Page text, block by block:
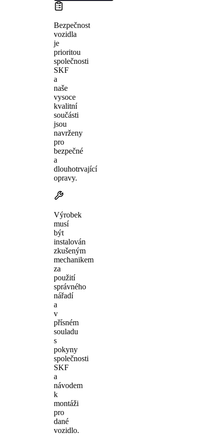
Bezpečnost
vozidla
je
prioritou
společnosti
SKF
a
naše
vysoce
kvalitní
součásti
jsou
navrženy
pro
bezpečné
a
dlouhotrvající
opravy.
Výrobek
musí
být
instalován
zkušeným
mechanikem
za
použití
správného
nářadí
a
v
přísném
souladu
s
pokyny
společnosti
SKF
a
návodem
k
montáži
pro
dané
vozidlo.